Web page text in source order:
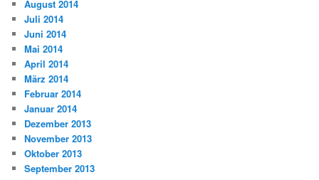
August 2014
Juli 2014
Juni 2014
Mai 2014
April 2014
März 2014
Februar 2014
Januar 2014
Dezember 2013
November 2013
Oktober 2013
September 2013